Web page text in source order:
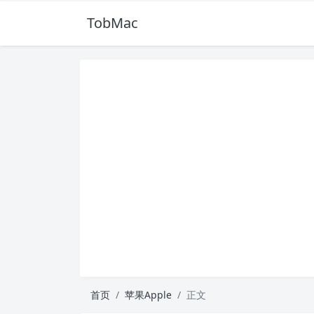
TobMac
首页 苹果Apple 正文